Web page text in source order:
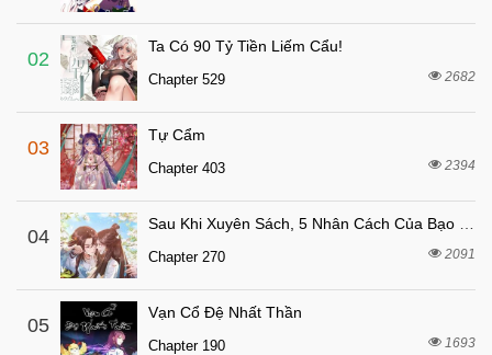
Chapter 34
Chapter 33 7 tháng trước
Chapter 32
Chapter 31
Chapter 30
Chapter 29 7 tháng trước
Chapter 28 7 tháng trước
Chapter 27
Chapter 26 7 tháng trước
Chapter 25
02
Ta Có 90 Tỷ Tiền Liếm Cẩu!
Chapter 529 2682
03
Tự Cẩm
Chapter 403 2394
04
Chapter 270 2091
05
Vạn Cổ Đệ Nhất Thần
Chapter 190 1693